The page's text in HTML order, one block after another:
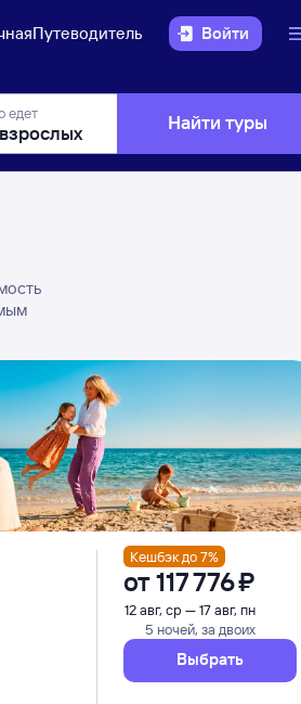
Путеводитель Войти
едет Найти туры
Кешбэк до 7%
от117 ⁠776 ⁠₽
12 авг, ср — 17 авг, пн
5 ночей, за двоих
Выбрать